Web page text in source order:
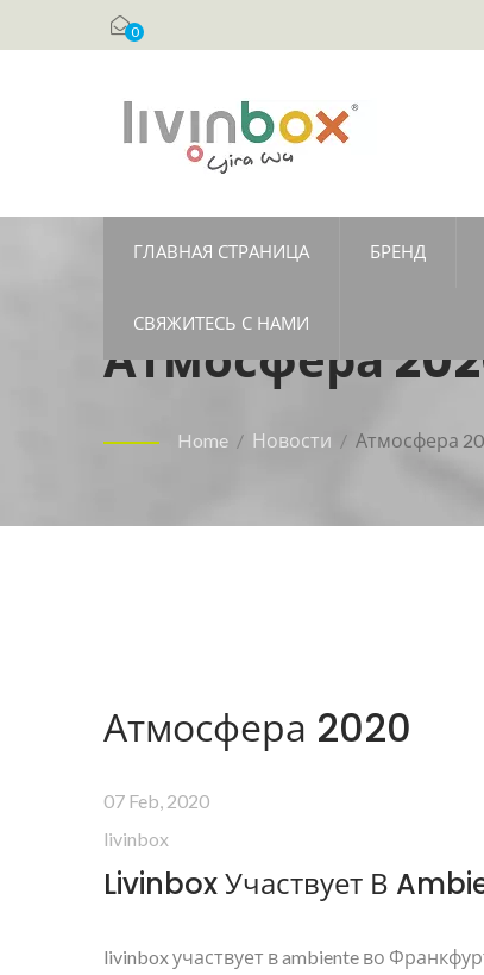
0
ГЛАВНАЯ СТРАНИЦА БРЕНД
СВЯЖИТЕСЬ С НАМИ
Атмосфера
Home / Новости / Атмосфера
Атмосфера 2020
07 Feb, 2020
livinbox
Livinbox Участвует В
livinbox участвует в ambiente во